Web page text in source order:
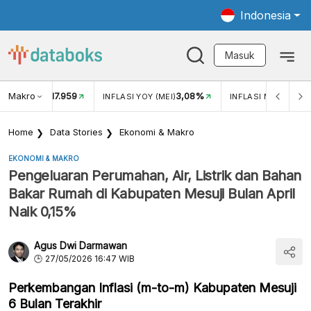
Indonesia
Masuk
Makro
USD/IDR 17.959 INFLASI YOY (MEI)3,08% INFLASI MOM (MEI)
Home Data Stories Ekonomi & Makro
EKONOMI & MAKRO
Pengeluaran Perumahan, Air, Listrik dan Bahan
Bakar Rumah di Kabupaten Mesuji Bulan April
Naik 0,15%
Agus Dwi Darmawan
27/05/2026 16:47 WIB
Perkembangan Inflasi (m-to-m) Kabupaten Mesuji
6 Bulan Terakhir